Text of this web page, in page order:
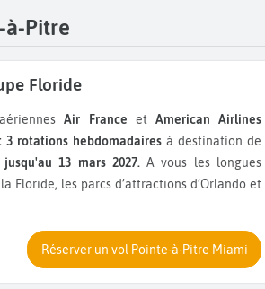
à-Pitre
Floride
Air France et American Airlines
3 rotations hebdomadaires à destination de
jusqu'au 13 mars 2027.A vous les longues
Floride, les parcs d’attractions d’Orlando et
Réserver un vol Pointe-à-Pitre Miami